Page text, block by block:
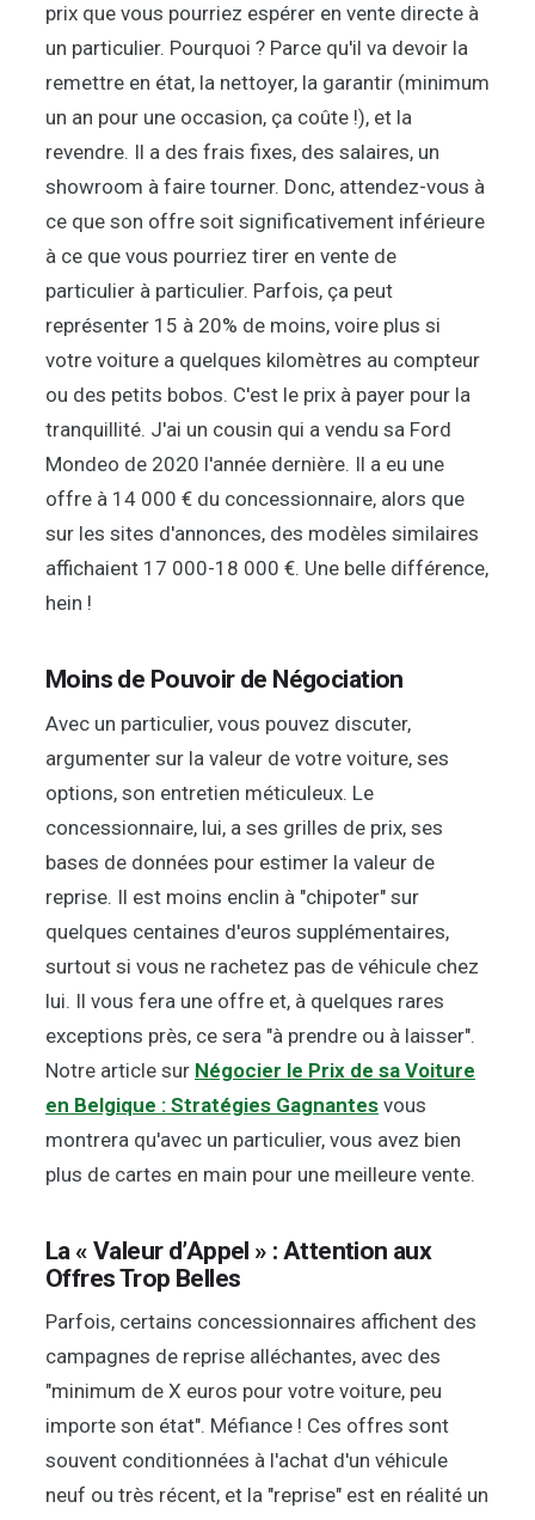
prix que vous pourriez espérer en vente directe à
un particulier. Pourquoi ? Parce qu'il va devoir la
remettre en état, la nettoyer, la garantir (minimum
un an pour une occasion, ça coûte !), et la
revendre. Il a des frais fixes, des salaires, un
showroom à faire tourner. Donc, attendez-vous à
ce que son offre soit significativement inférieure
à ce que vous pourriez tirer en vente de
particulier à particulier. Parfois, ça peut
représenter 15 à 20% de moins, voire plus si
votre voiture a quelques kilomètres au compteur
ou des petits bobos. C'est le prix à payer pour la
tranquillité. J'ai un cousin qui a vendu sa Ford
Mondeo de 2020 l'année dernière. Il a eu une
offre à 14 000 € du concessionnaire, alors que
sur les sites d'annonces, des modèles similaires
affichaient 17 000-18 000 €. Une belle différence,
hein !
Moins de Pouvoir de Négociation
Avec un particulier, vous pouvez discuter,
argumenter sur la valeur de votre voiture, ses
options, son entretien méticuleux. Le
concessionnaire, lui, a ses grilles de prix, ses
bases de données pour estimer la valeur de
reprise. Il est moins enclin à "chipoter" sur
quelques centaines d'euros supplémentaires,
surtout si vous ne rachetez pas de véhicule chez
lui. Il vous fera une offre et, à quelques rares
exceptions près, ce sera "à prendre ou à laisser".
Notre article sur Négocier le Prix de sa Voiture
en Belgique : Stratégies Gagnantes vous
montrera qu'avec un particulier, vous avez bien
plus de cartes en main pour une meilleure vente.
La « Valeur d’Appel » : Attention aux
Offres Trop Belles
Parfois, certains concessionnaires affichent des
campagnes de reprise alléchantes, avec des
"minimum de X euros pour votre voiture, peu
importe son état". Méfiance ! Ces offres sont
souvent conditionnées à l'achat d'un véhicule
neuf ou très récent, et la "reprise" est en réalité un